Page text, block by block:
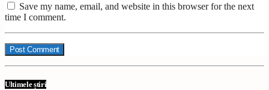
Save my name, email, and website in this browser for the next
time I comment.
Ultimele știri